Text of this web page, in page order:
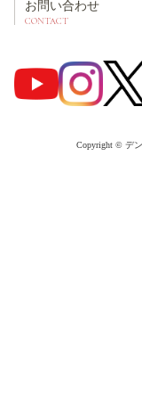
お問い合わせ
CONTACT
Copyright © デ